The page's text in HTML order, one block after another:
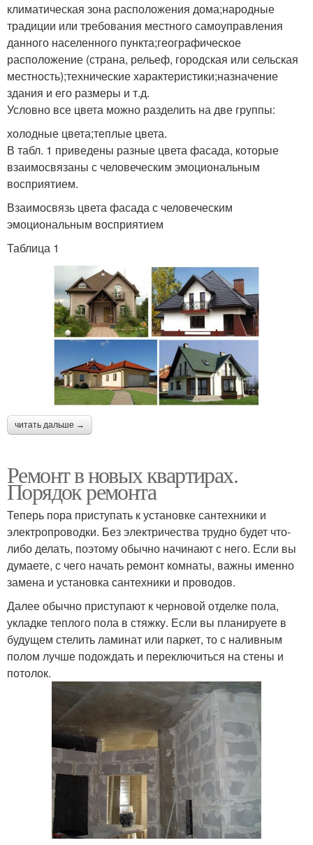
климатическая зона расположения дома;народные
традиции или требования местного самоуправления
данного населенного пункта;географическое
расположение (страна, рельеф, городская или сельская
местность);технические характеристики;назначение
здания и его размеры и т.д.
Условно все цвета можно разделить на две группы:
холодные цвета;теплые цвета.
В табл. 1 приведены разные цвета фасада, которые
взаимосвязаны с человеческим эмоциональным
восприятием.
Взаимосвязь цвета фасада с человеческим
эмоциональным восприятием
Таблица 1
читать дальше →
Ремонт в новых квартирах.
Порядок ремонта
Теперь пора приступать к установке сантехники и
электропроводки. Без электричества трудно будет что-
либо делать, поэтому обычно начинают с него. Если вы
думаете, с чего начать ремонт комнаты, важны именно
замена и установка сантехники и проводов.
Далее обычно приступают к черновой отделке пола,
укладке теплого пола в стяжку. Если вы планируете в
будущем стелить ламинат или паркет, то с наливным
полом лучше подождать и переключиться на стены и
потолок.